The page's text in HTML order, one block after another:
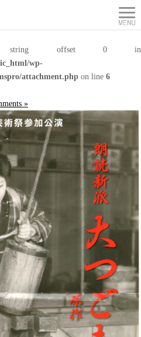
string offset 0 in
wp-
attachment.php on line 6
»